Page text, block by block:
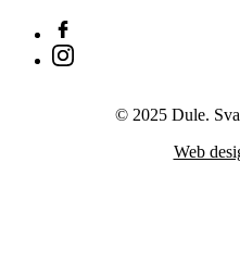
© 2025 Dule. Sva
Web